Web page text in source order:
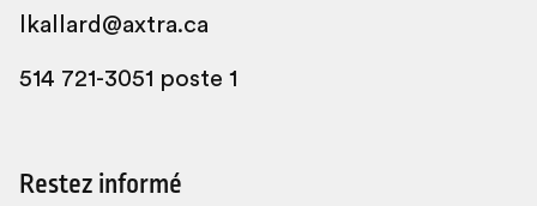
lkallard@axtra.ca
514 721-3051 poste 1
Restez informé